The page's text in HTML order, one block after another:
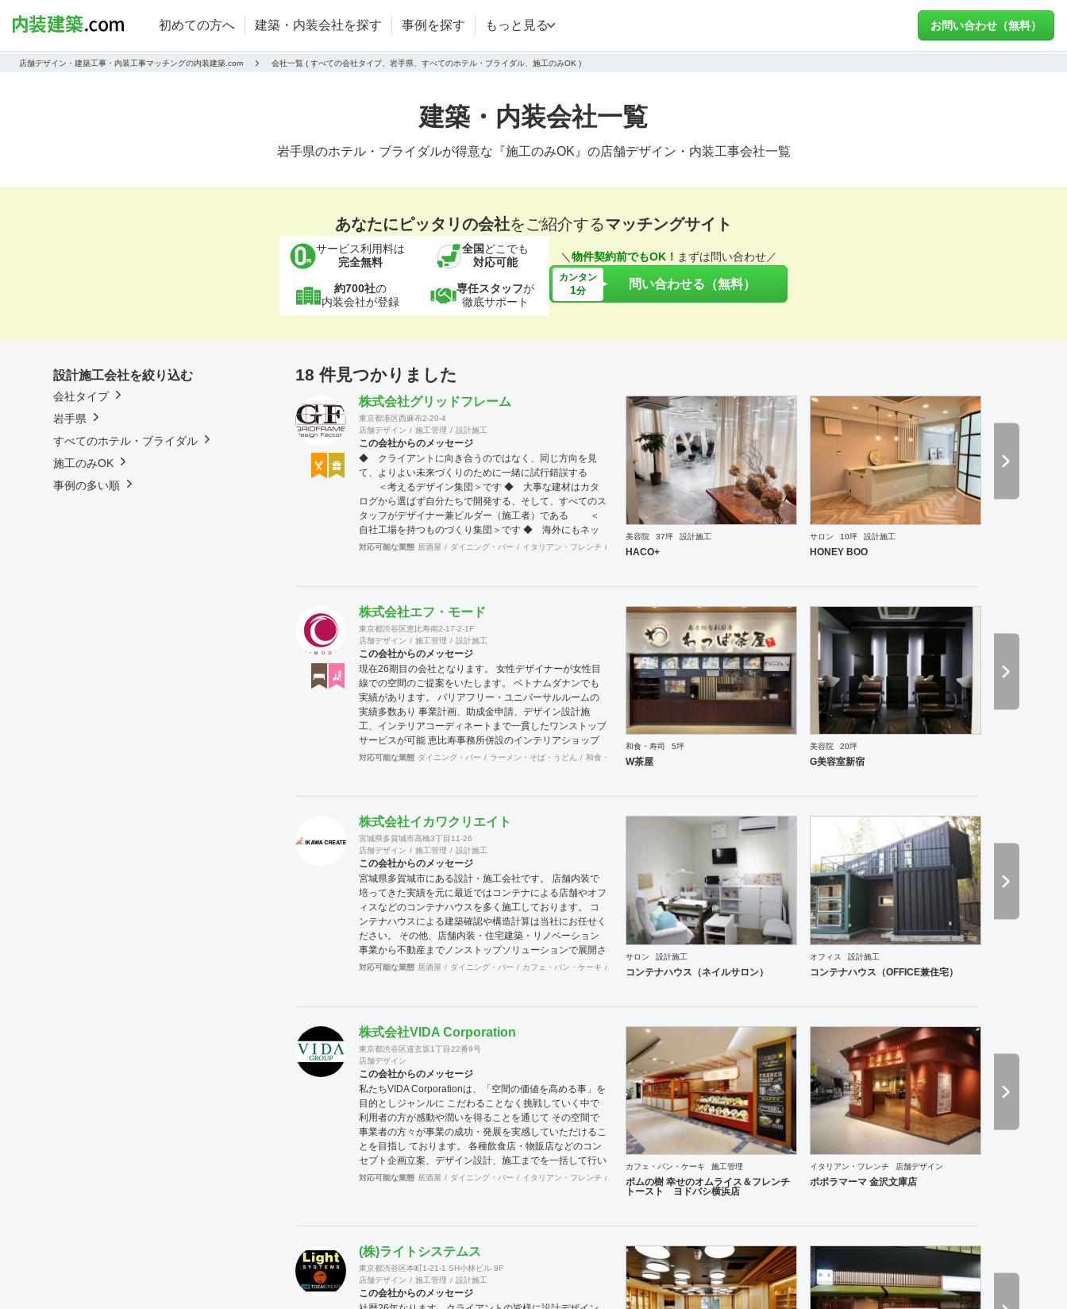
初めての方へ 建築・内装会社を探す 事例を探す もっと見る お問い合わせ（無料）
店舗デザイン・建築工事・内装工事マッチングの内装建築.com 会社一覧 ( すべての会社タイプ、岩手県、すべてのホテル・ブライダル、施工のみOK )
建築・内装会社一覧
岩手県のホテル・ブライダルが得意な『施工のみOK』の店舗デザイン・内装工事会社一覧
あなたにピッタリの会社をご紹介するマッチングサイト
サービス利用料は
完全無料
全国 どこでも
対応可能
約700社の
内装会社が登録
専任スタッフが
徹底サポート
＼ 物件契約前でもOK！ まずは問い合わせ／
カンタン
1分 問い合わせる（無料）
18 件見つかりました
株式会社グリッドフレーム
東京都港区西麻布2-20-4
店舗デザイン
施工管理 設計施工
この会社からのメッセージ
◆ クライアントに向き合うのではなく、同じ方向を見
て、よりよい未来づくりのために一緒に試行錯誤する
＜考えるデザイン集団＞です ◆ 大事な建材はカタ
ログから選ばず自分たちで開発する、そして、すべてのス
タッフがデザイナー兼ビルダー（施工者）である ＜
自社工場を持つものづくり集団＞です ◆ 海外にもネッ
トワークを持ち、英語や中国語に堪能なスタッフたちが、
案件、施工案件、造作物制作など、多様な請負形態が可能
が可能で、例えば通常デザイン性とは無縁な特定防火設備
（鉄扉）などにも高いデザイン性を施すことも可能です。
GRIDFRAME とりかえのきかない空間
https://gridframe.co.jp/ Synes(シネス) 霧のようなやわら
かな空間 http://synes.jp/ SOTOCHIKU 時間の蓄積を
取り込む空間 https://sotochiku.com/
対応可能な業態 居酒屋 ダイニング・バー イタリアン・フレンチ カフェ・パン・ケーキ 和食・寿司 焼肉・中華料理・韓国料理
美容院 37坪 設計施工
HACO+
サロン 10坪 設計施工
HONEY BOO
株式会社エフ・モード
東京都渋谷区恵比寿南2-17-2-1F
店舗デザイン
施工管理 設計施工
この会社からのメッセージ
現在26期目の会社となります。 女性デザイナーが女性目
線での空間のご提案をいたします。 ベトナムダナンでも
実績があります。 バリアフリー・ユニバーサルルームの
実績多数あり 事業計画、助成金申請、デザイン設計施
工、インテリアコーディネートまで一貫したワンストップ
サービスが可能 恵比寿事務所併設のインテリアショップ
「其の伍」SONOGOではオリジナル家具をはじめアンテ
対応可能な業態 ダイニング・バー ラーメン・そば・うどん 和食・寿司 焼肉・中華料理・韓国料理 イベントブース・ショールーム
和食・寿司 5坪
W茶屋
美容院 20坪
G美容室新宿
株式会社イカワクリエイト
宮城県多賀城市高橋3丁目11-26
店舗デザイン
施工管理 設計施工
この会社からのメッセージ
宮城県多賀城市にある設計・施工会社です。 店舗内装で
培ってきた実績を元に最近ではコンテナによる店舗やオフ
ィスなどのコンテナハウスを多く施工しております。 コ
ンテナハウスによる建築確認や構造計算は当社にお任せく
ださい。 その他、店舗内装・住宅建築・リノベーション
事業から不動産までノンストップソリューションで展開さ
せていただきます。
対応可能な業態 居酒屋 ダイニング・バー カフェ・パン・ケーキ ラーメン・そば・うどん 和食・寿司 焼肉・中華料理・韓国料理 その他 オフィス イベントブース・ショールーム
サロン 設計施工
コンテナハウス（ネイルサロン）
オフィス 設計施工
コンテナハウス（OFFICE兼住宅）
株式会社VIDA Corporation
東京都渋谷区道玄坂1丁目22番9号
店舗デザイン
この会社からのメッセージ
私たちVIDA Corporationは、「空間の価値を高める事」を
目的としジャンルに こだわることなく挑戦していく中で
利用者の方が感動や潤いを得ることを通じて その空間で
事業者の方々が事業の成功・発展を実感していただけるこ
とを目指し ております。 各種飲食店・物販店などのコン
セプト企画立案、デザイン設計、施工までを一括して行い
ます。
対応可能な業態 居酒屋 ダイニング・バー イタリアン・フレンチ カフェ・パン・ケーキ ラーメン・そば・うどん 和食・寿司 焼肉・中華料理・韓国料理
カフェ・パン・ケーキ 施工管理
ポムの樹 幸せのオムライス＆フレンチ
トースト ヨドバシ横浜店
イタリアン・フレンチ 店舗デザイン
ポポラマーマ 金沢文庫店
(株)ライトシステムス
東京都渋谷区本町1-21-1 SH小林ビル 9F
店舗デザイン
施工管理 設計施工
この会社からのメッセージ
設計施工会社を絞り込む
会社タイプ
岩手県
すべてのホテル・ブライダル
施工のみOK
事例の多い順